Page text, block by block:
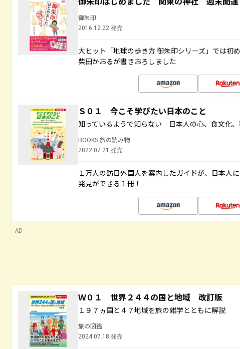
御朱印
2016.12.22 発売
大ヒット「地球の歩き方 御朱印シリーズ」では初
柴田かおるが書きおろしました
Ｓ０１ 今こそ学びたい日本のこと
知っているようで知らない 日本人の心、食文化
BOOKS 旅の読み物
2022.07.21 発売
１万人の訪日外国人を案内したガイドが、日本人
発見ができる１冊！
AD
Ｗ０１ 世界２４４の国と地域 改訂版
１９７ヵ国と４７地域を旅の雑学とともに解説
旅の図鑑
2024.07.18 発売